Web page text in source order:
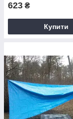
623 ₴
Купити